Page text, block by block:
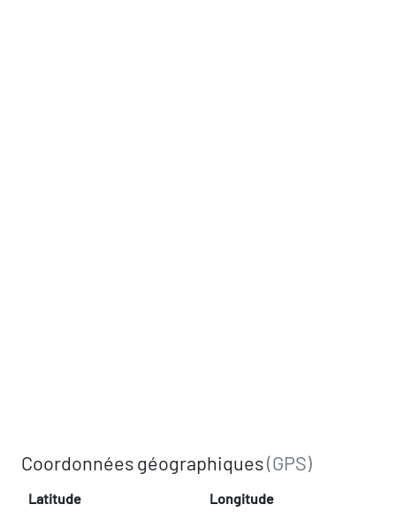
Coordonnées géographiques(GPS)
Latitude Longitude